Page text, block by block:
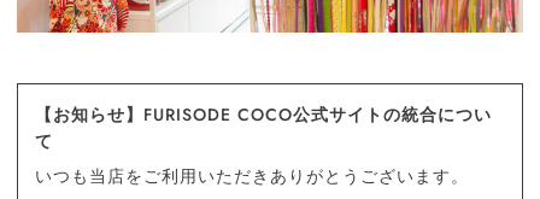
【お知らせ】FURISODE COCO公式サイトの統合につい
て
いつも当店をご利用いただきありがとうございます。